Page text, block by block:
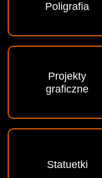
Poligrafia
Projekty
graficzne
Statuetki